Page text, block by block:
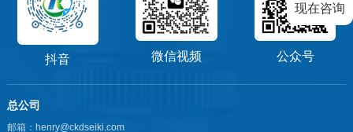
抖音 微信视频 公众号
总公司
邮箱：henry@ckdseiki.com
现在咨询